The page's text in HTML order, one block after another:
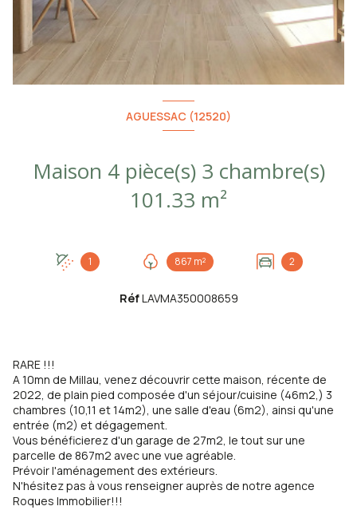
AGUESSAC (12520)
Maison 4 pièce(s) 3 chambre(s)
101.33 m²
1 867 m² 2
RéfLAVMA350008659
RARE !!!
A 10mn de Millau, venez découvrir cette maison, récente de
2022, de plain pied composée d'un séjour/cuisine (46m2,) 3
chambres (10,11 et 14m2), une salle d'eau (6m2), ainsi qu'une
entrée (m2) et dégagement.
Vous bénéficierez d'un garage de 27m2, le tout sur une
parcelle de 867m2 avec une vue agréable.
Prévoir l'aménagement des extérieurs.
N'hésitez pas à vous renseigner auprès de notre agence
Roques Immobilier!!!